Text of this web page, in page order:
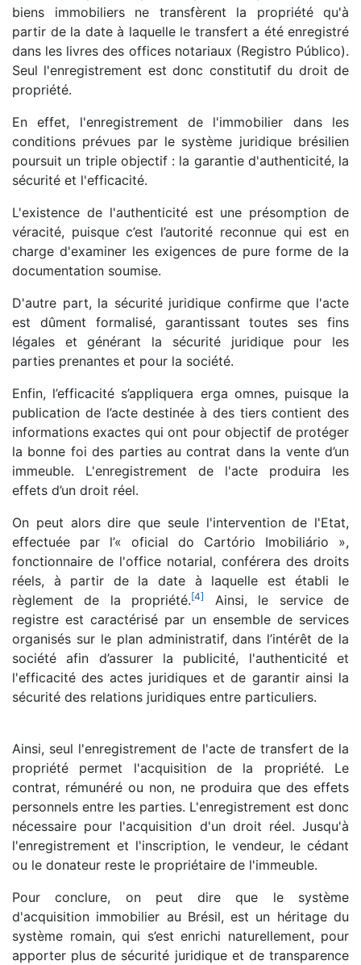
biens immobiliers ne transfèrent la propriété qu'à
partir de la date à laquelle le transfert a été enregistré
dans les livres des offices notariaux (Registro Público).
Seul l'enregistrement est donc constitutif du droit de
propriété.
En effet, l'enregistrement de l'immobilier dans les
conditions prévues par le système juridique brésilien
poursuit un triple objectif : la garantie d'authenticité, la
sécurité et l'efficacité.
L'existence de l'authenticité est une présomption de
véracité, puisque c’est l’autorité reconnue qui est en
charge d'examiner les exigences de pure forme de la
documentation soumise.
D'autre part, la sécurité juridique confirme que l'acte
est dûment formalisé, garantissant toutes ses fins
légales et générant la sécurité juridique pour les
parties prenantes et pour la société.
Enfin, l’efficacité s’appliquera erga omnes, puisque la
publication de l’acte destinée à des tiers contient des
informations exactes qui ont pour objectif de protéger
la bonne foi des parties au contrat dans la vente d’un
immeuble. L'enregistrement de l'acte produira les
effets d’un droit réel.
On peut alors dire que seule l'intervention de l'Etat,
effectuée par l’« oficial do Cartório Imobiliário »,
fonctionnaire de l'office notarial, conférera des droits
réels, à partir de la date à laquelle est établi le
règlement de la propriété.[4]
Ainsi, le service de
registre est caractérisé par un ensemble de services
organisés sur le plan administratif, dans l’intérêt de la
société afin d’assurer la publicité, l'authenticité et
l'efficacité des actes juridiques et de garantir ainsi la
sécurité des relations juridiques entre particuliers.
Ainsi, seul l'enregistrement de l'acte de transfert de la
propriété permet l'acquisition de la propriété. Le
contrat, rémunéré ou non, ne produira que des effets
personnels entre les parties. L'enregistrement est donc
nécessaire pour l'acquisition d'un droit réel. Jusqu'à
l'enregistrement et l'inscription, le vendeur, le cédant
ou le donateur reste le propriétaire de l'immeuble.
Pour conclure, on peut dire que le système
d'acquisition immobilier au Brésil, est un héritage du
système romain, qui s’est enrichi naturellement, pour
apporter plus de sécurité juridique et de transparence